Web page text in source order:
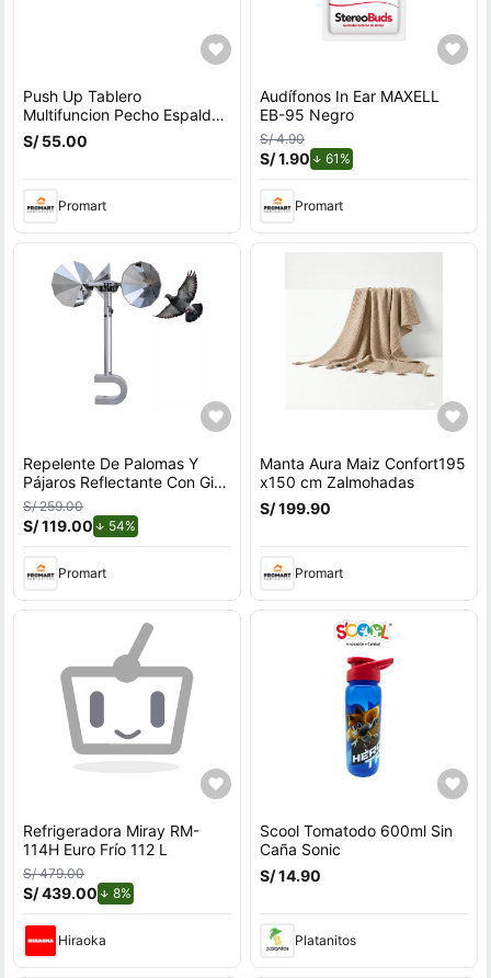
Push Up Tablero
Multifuncion Pecho Espalda
Hombros Triceps
S/ 55.00
Promart
Audífonos In Ear MAXELL
EB-95 Negro
S/ 4.90
S/ 1.90 61%de descuento.
Promart
Repelente De Palomas Y
Pájaros Reflectante Con Giro
Por Viento Para Exteriores
Con Soporte en U
S/ 259.00
S/ 119.00 54%
Promart
Manta Aura Maiz Confort195
x150 cm Zalmohadas
S/ 199.90
Promart
Refrigeradora Miray RM-
114H Euro Frío 112 L
S/ 479.00
S/ 439.00 8%
Hiraoka
Scool Tomatodo 600ml Sin
Caña Sonic
S/ 14.90
Platanitos